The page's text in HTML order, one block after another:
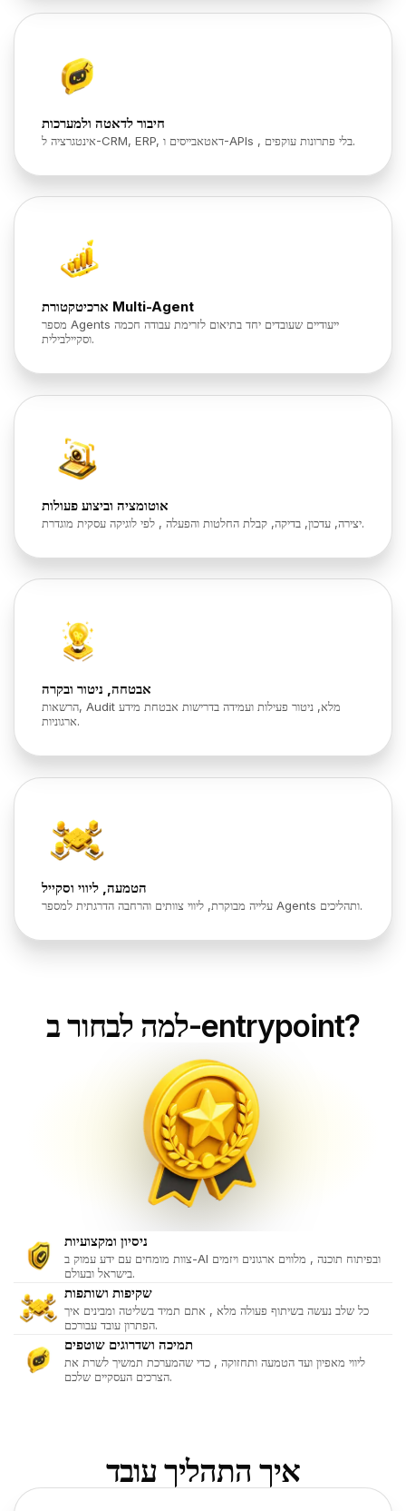
חיבור לדאטה ולמערכות
אינטגרציה ל-CRM, ERP, דאטאבייסים ו-APIs , בלי פתרונות עוקפים.
ארכיטקטורת Multi-Agent
מספר Agents ייעודיים שעובדים יחד בתיאום לזרימת עבודה חכמה
וסקיילבילית.
אוטומציה וביצוע פעולות
יצירה, עדכון, בדיקה, קבלת החלטות והפעלה , לפי לוגיקה עסקית מוגדרת.
אבטחה, ניטור ובקרה
הרשאות, Audit מלא, ניטור פעילות ועמידה בדרישות אבטחת מידע
ארגוניות.
הטמעה, ליווי וסקייל
עלייה מבוקרת, ליווי צוותים והרחבה הדרגתית למספר Agents ותהליכים.
למה לבחור ב-entrypoint?
ניסיון ומקצועיות
צוות מומחים עם ידע עמוק ב-AI ובפיתוח תוכנה , מלווים ארגונים ויזמים
בישראל ובעולם.
שקיפות ושותפות
כל שלב נעשה בשיתוף פעולה מלא , אתם תמיד בשליטה ומבינים איך
הפתרון עובד עבורכם.
תמיכה ושדרוגים שוטפים
ליווי מאפיון ועד הטמעה ותחזוקה , כדי שהמערכת תמשיך לשרת את
הצרכים העסקיים שלכם.
איך התהליך עובד